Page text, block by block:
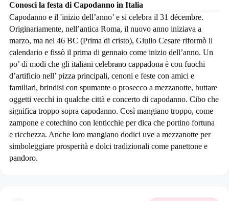
Conosci la festa di Capodanno in Italia
Capodanno e il 'inizio dell’anno’ e si celebra il 31 décembre.
Originariamente, nell’antica Roma, il nuovo anno iniziava a
marzo, ma nel 46 BC (Prima di cristo), Giulio Cesare riformò il
calendario e fissò il prima di gennaio come inizio dell’anno. Un
po’ di modi che gli italiani celebrano cappadona è con fuochi
d’artificio nell’ pizza principali, cenoni e feste con amici e
familiari, brindisi con spumante o prosecco a mezzanotte, buttare
oggetti vecchi in qualche città e concerto di capodanno. Cibo che
significa troppo sopra capodanno. Così mangiano troppo, come
zampone e cotechino con lenticchie per dica che portino fortuna
e ricchezza. Anche loro mangiano dodici uve a mezzanotte per
simboleggiare prosperità e dolci tradizionali come panettone e
pandoro.